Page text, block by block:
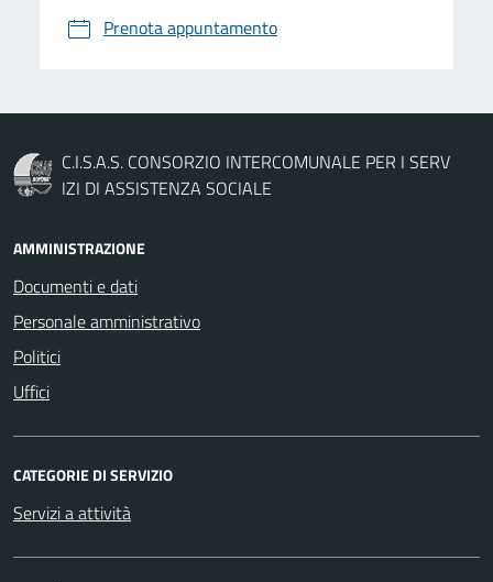
Prenota appuntamento
C.I.S.A.S. CONSORZIO INTERCOMUNALE PER I SERV
IZI DI ASSISTENZA SOCIALE
AMMINISTRAZIONE
Documenti e dati
Personale amministrativo
Politici
Uffici
CATEGORIE DI SERVIZIO
Servizi a attività